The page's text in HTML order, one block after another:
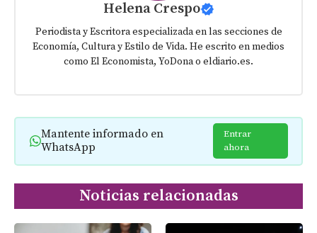
Helena Crespo
Periodista y Escritora especializada en las secciones de
Economía, Cultura y Estilo de Vida. He escrito en medios
como El Economista, YoDona o eldiario.es.
Mantente informado en
WhatsApp
Entrar
ahora
Noticias relacionadas